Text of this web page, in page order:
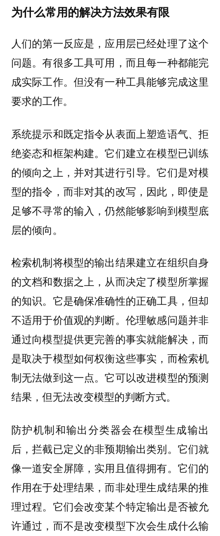
为什么常用的解决方法效果有限
人们的第一反应是，应用层已经处理了这个
问题。有很多工具可用，而且每一种都能完
成实际工作。但没有一种工具能够完成这里
要求的工作。
系统提示和既定指令从表面上塑造语气、拒
绝姿态和框架构建。它们建立在模型已训练
的倾向之上，并对其进行引导。它们是对模
型的指令，而非对其的改写，因此，即使是
足够不寻常的输入，仍然能够影响到模型底
层的倾向。
检索机制将模型的输出结果建立在组织自身
的文档和数据之上，从而决定了模型所掌握
的知识。它是确保准确性的正确工具，但却
不适用于价值观的判断。伦理敏感问题并非
通过向模型提供更完善的事实就能解决，而
是取决于模型如何权衡这些事实，而检索机
制无法做到这一点。它可以改进模型的预测
结果，但无法改变模型的判断方式。
防护机制和输出分类器会在模型生成输出
后，拦截已定义的非预期输出类别。它们就
像一道安全屏障，实用且值得拥有。它们的
作用在于处理结果，而非处理生成结果的推
理过程。它们会改变某个特定输出是否被允
许通过，而不是改变模型下次会生成什么输